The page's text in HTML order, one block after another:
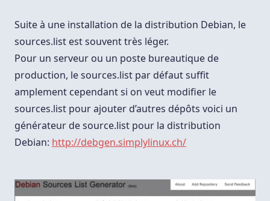
Sous
Debian
Suite à une installation de la distribution Debian, le
sources.list est souvent très léger.
Pour un serveur ou un poste bureautique de
production, le sources.list par défaut suffit
amplement cependant si on veut modifier le
sources.list pour ajouter d’autres dépôts voici un
générateur de source.list pour la distribution
Debian: http://debgen.simplylinux.ch/